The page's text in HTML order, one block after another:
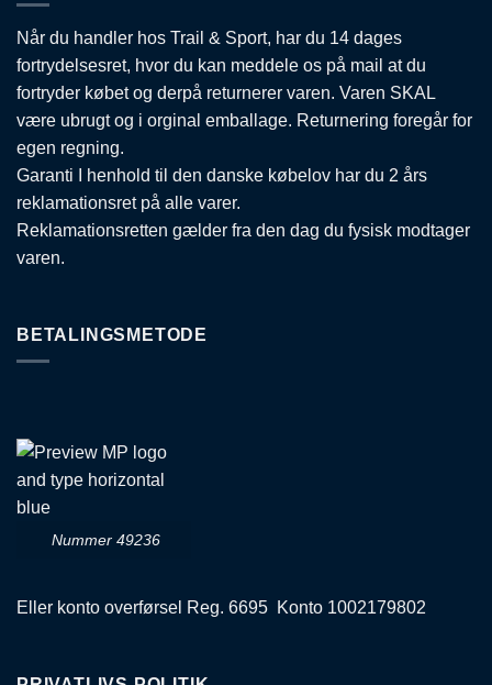
Når du handler hos Trail & Sport, har du 14 dages
fortrydelsesret, hvor du kan meddele os på mail at du
fortryder købet og derpå returnerer varen. Varen SKAL
være ubrugt og i orginal emballage. Returnering foregår for
egen regning.
Garanti I henhold til den danske købelov har du 2 års
reklamationsret på alle varer.
Reklamationsretten gælder fra den dag du fysisk modtager
varen.
BETALINGSMETODE
Nummer 49236
Eller konto overførsel Reg. 6695 Konto 1002179802